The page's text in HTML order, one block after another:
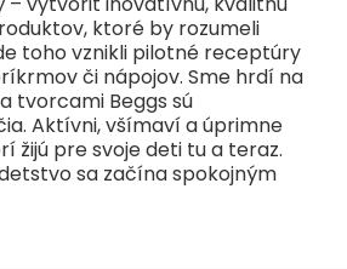
ktoré by rozumeli
toho vznikli pilotné receptúry
či nápojov. Sme hrdí na
tvorcami Beggs sú
Aktívni, všímaví a úprimne
žijú pre svoje deti tu a teraz.
sa začína spokojným